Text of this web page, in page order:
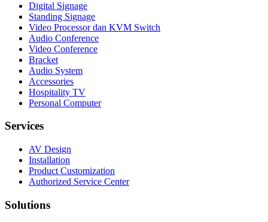
Digital Signage
Standing Signage
Video Processor dan KVM Switch
Audio Conference
Video Conference
Bracket
Audio System
Accessories
Hospitality TV
Personal Computer
Services
AV Design
Installation
Product Customization
Authorized Service Center
Solutions